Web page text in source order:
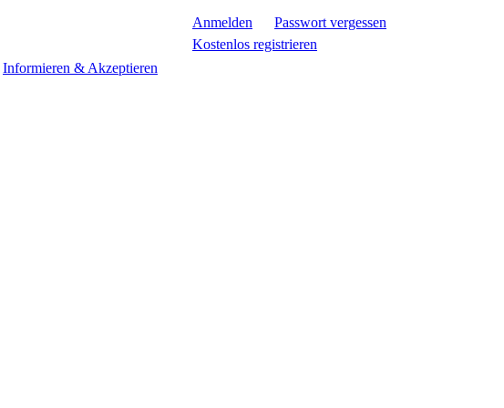
Anmelden
Passwort vergessen
Kostenlos registrieren
Informieren & Akzeptieren